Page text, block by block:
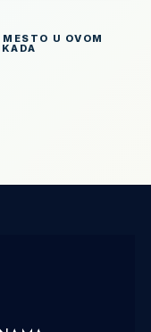
U OVOM